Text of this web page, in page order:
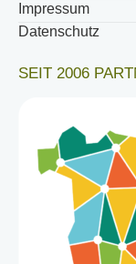
Impressum
Datenschutz
SEIT 2006